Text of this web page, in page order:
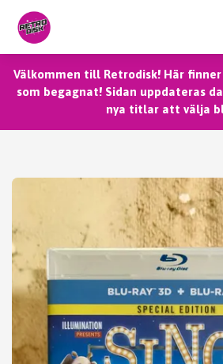
Välkommen till Retrodisk! Här
som begagnat! Sidan uppdateras
nya titlar att välja